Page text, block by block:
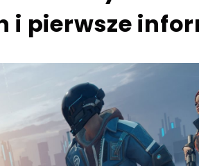
i pierwsze